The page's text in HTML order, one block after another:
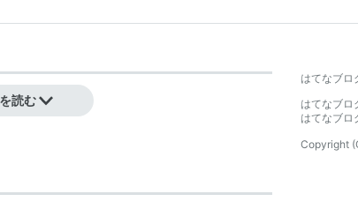
読む
はてなブロ
はてなブロ
はてなブロ
Copyright